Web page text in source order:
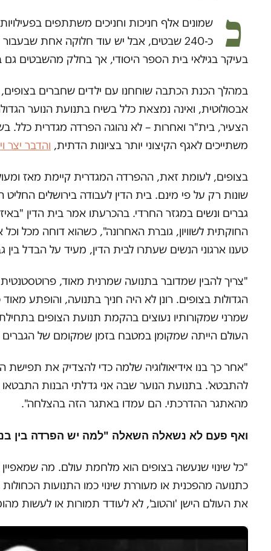
כ
כ-240 שבטים, אבל יש עוד חלוקה אחת
בעיקר בגילאי בית הספר היסודי, אך בחלק מהשבטים גם
במהלך הכנת הכתבה שוחחנו עם ילדים שחברים בצופים,
אבסולוטית, ואינה נמצאת כלל בשיח בתנועת הנוער
הצעיר, בית"ר ואחרות – לא נהוגה הפרדה מגדרית כלל.
משתייכים לאגף הקיצוני יותר בציונות הדתית, והדבר יצר
בצופים, לעומת זאת, ההפרדה המגדרית קיימת מאז
שונות רק על פי מינם. בית הדין לעבודה בירושלים
גברים ונשים במגזר החרדי. בהכרעתו אמר בית הדין
החוקתית לשוויון, גוברת האחרונה", כשהוא דוחה מכל
טענו ארגוני הנשים שעתרו לבית הדין, מעיד על הבדל בין
"צריך להבין שמדובר בתנועה שמרנית מאוד,
הגדולות בצופים. רונן לא היה חניך בתנועה, והופתע
העולם הייתה שמקומן במטבח בזמן שמקומם של
"אחר כך בנו אידיאולוגיה שלמה כדי להצדיק את
להתבטא'. בתנועת הנוער שבה אני גדלתי הבנות התבטאו
מהאתגר ההדרכתי. הם עמדו באתגר הזה בהצלחה".
ואף פעם לא נשאלה השאלה "למה יש הפרדה בין
"כל שינוי שנעשה בצופים הוא מלחמת עולם. מה
כתנועה מהפכנית או מעוררת שינוי כמו התנועות
את העולם הישן 'והטוב', לא לעודד תמורות או לעשות